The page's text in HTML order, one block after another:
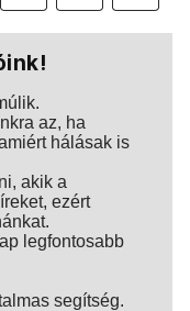
az, ha
hálásak is
akik a
ezért
legfontosabb
segítség.